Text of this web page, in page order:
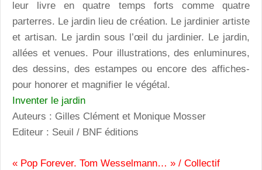
leur livre en quatre temps forts comme quatre
parterres. Le jardin lieu de création. Le jardinier artiste
et artisan. Le jardin sous l’œil du jardinier. Le jardin,
allées et venues. Pour illustrations, des enluminures,
des dessins, des estampes ou encore des affiches-
pour honorer et magnifier le végétal.
Inventer le jardin
Auteurs : Gilles Clément et Monique Mosser
Editeur : Seuil / BNF éditions
« Pop Forever. Tom Wesselmann… » / Collectif